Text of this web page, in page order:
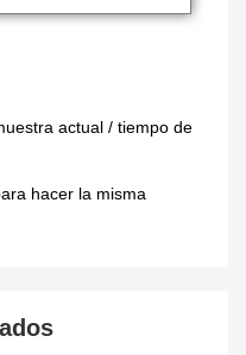
actual / tiempo de
hacer la misma